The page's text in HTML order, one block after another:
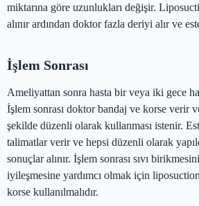
miktarına göre uzunlukları değişir.
alınır ardından doktor fazla deriyi alır ve
İşlem Sonrası
Ameliyattan sonra hasta bir veya iki gece
İşlem sonrası doktor bandaj ve korse verir
şekilde düzenli olarak kullanması istenir.
talimatlar verir ve hepsi düzenli olarak
sonuçlar alınır. İşlem sonrası sıvı
iyileşmesine yardımcı olmak için
korse kullanılmalıdır.